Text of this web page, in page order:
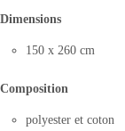
Dimensions
150 x 260 cm
Composition
polyester et coton